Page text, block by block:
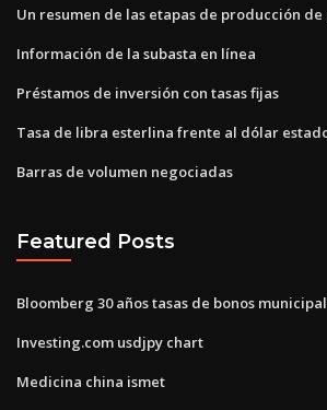
Un resumen de las etapas de producción
Información de la subasta en línea
Préstamos de inversión con tasas fijas
Tasa de libra esterlina frente al dólar
Barras de volumen negociadas
Featured Posts
Bloomberg 30 años tasas de bonos
Investing.com usdjpy chart
Medicina china ismet